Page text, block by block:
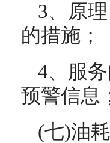
3、原
的措施；
4、服
预警信息
(七)油